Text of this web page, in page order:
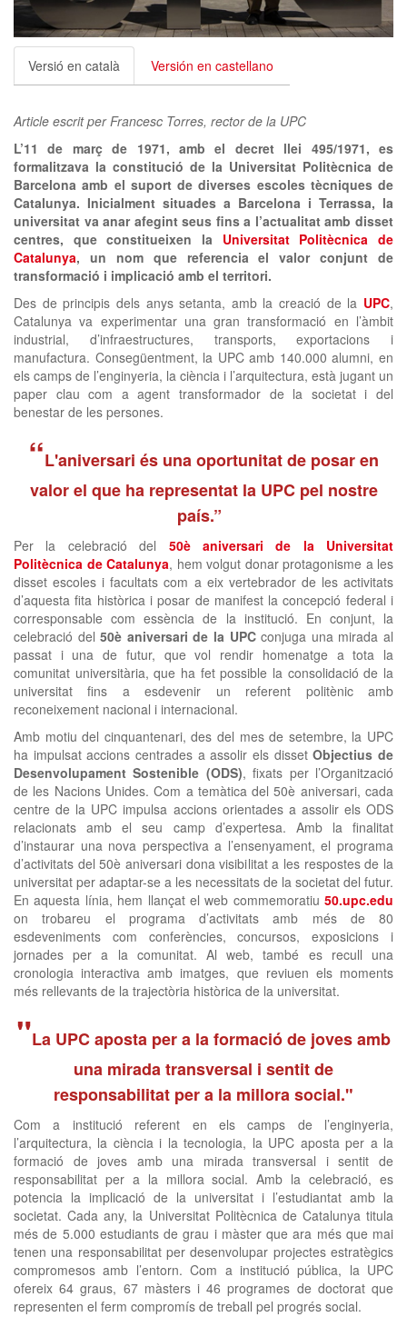
Versió en català Versión en castellano
Article escrit per Francesc Torres, rector de la UPC
L’11 de març de 1971, amb el decret llei 495/1971, es
formalitzava la constitució de la Universitat Politècnica de
Barcelona amb el suport de diverses escoles tècniques de
Catalunya. Inicialment situades a Barcelona i Terrassa, la
universitat va anar afegint seus fins a l’actualitat amb disset
centres, que constitueixen la Universitat Politècnica de
Catalunya, un nom que referencia el valor conjunt de
transformació i implicació amb el territori.
Des de principis dels anys setanta, amb la creació de la UPC,
Catalunya va experimentar una gran transformació en l’àmbit
industrial, d’infraestructures, transports, exportacions i
manufactura. Consegüentment, la UPC amb 140.000 alumni, en
els camps de l’enginyeria, la ciència i l’arquitectura, està jugant un
paper clau com a agent transformador de la societat i del
benestar de les persones.
“L'aniversari és una oportunitat de posar en
valor el que ha representat la UPC pel nostre
país.”
Per la celebració del 50è aniversari de la Universitat
Politècnica de Catalunya, hem volgut donar protagonisme a les
disset escoles i facultats com a eix vertebrador de les activitats
d’aquesta fita històrica i posar de manifest la concepció federal i
corresponsable com essència de la institució. En conjunt, la
celebració del50è aniversari de la UPCconjuga una mirada al
passat i una de futur, que vol rendir homenatge a tota la
comunitat universitària, que ha fet possible la consolidació de la
universitat fins a esdevenir un referent politènic amb
reconeixement nacional i internacional.
Amb motiu del cinquantenari, des del mes de setembre, la UPC
ha impulsat accions centrades a assolir els dissetObjectius de
Desenvolupament Sostenible (ODS), fixats per l’Organització
de les Nacions Unides. Com a temàtica del 50è aniversari, cada
centre de la UPC impulsa accions orientades a assolir els ODS
relacionats amb el seu camp d’expertesa. Amb la finalitat
d’instaurar una nova perspectiva a l’ensenyament, el programa
d’activitats del 50è aniversari dona visibilitat a les respostes de la
universitat per adaptar-se a les necessitats de la societat del futur.
En aquesta línia, hem llançat el web commemoratiu 50.upc.edu
on trobareu el programa d’activitats amb més de 80
esdeveniments com conferències, concursos, exposicions i
jornades per a la comunitat. Al web, també es recull una
cronologia interactiva amb imatges, que reviuen els moments
més rellevants de la trajectòria històrica de la universitat.
"La UPC aposta per a la formació de joves amb
una mirada transversal i sentit de
responsabilitat per a la millora social."
Com a institució referent en els camps de l’enginyeria,
l’arquitectura, la ciència i la tecnologia, la UPC aposta per a la
formació de joves amb una mirada transversal i sentit de
responsabilitat per a la millora social. Amb la celebració, es
potencia la implicació de la universitat i l’estudiantat amb la
societat. Cada any, la Universitat Politècnica de Catalunya titula
més de 5.000 estudiants de grau i màster que ara més que mai
tenen una responsabilitat per desenvolupar projectes estratègics
compromesos amb l’entorn. Com a institució pública, la UPC
ofereix 64 graus, 67 màsters i 46 programes de doctorat que
representen el ferm compromís de treball pel progrés social.